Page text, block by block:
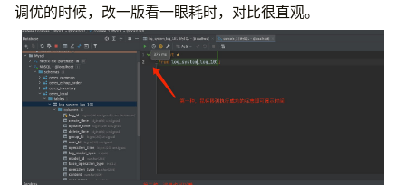
调优的时候，改一版看一眼耗时，对比很直观。